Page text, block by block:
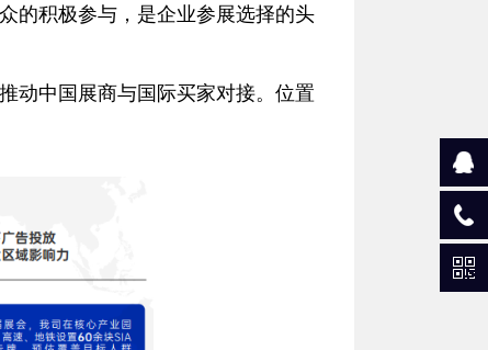
的积极参与，是企业参展选择的头
中国展商与国际买家对接。位置